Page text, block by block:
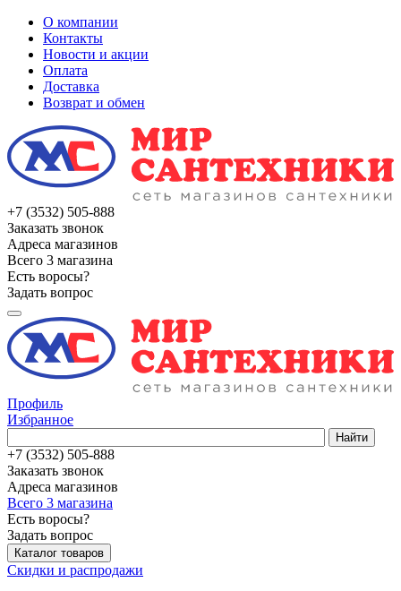
О компании
Контакты
Новости и акции
Оплата
Доставка
Возврат и обмен
+7 (3532) 505-888
Заказать звонок
Адреса магазинов
Всего 3 магазина
Есть воросы?
Задать вопрос
Профиль
Избранное
Найти
+7 (3532) 505-888
Заказать звонок
Адреса магазинов
Всего 3 магазина
Есть воросы?
Задать вопрос
Каталог товаров
Скидки и распродажи